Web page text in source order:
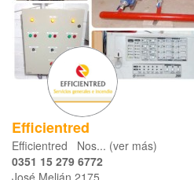
Efficientred
Efficientred Nos... (ver más)
0351 15 279 6772